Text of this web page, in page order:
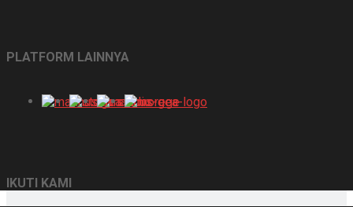
PLATFORM LAINNYA
IKUTI KAMI